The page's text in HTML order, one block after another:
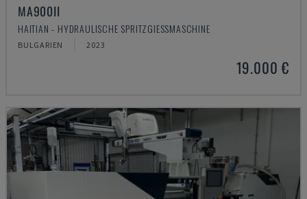
MA900ІІ
HAITIAN - HYDRAULISCHE SPRITZGIESSMASCHINE
BULGARIEN 2023
19.000 €